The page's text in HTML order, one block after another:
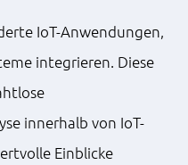
IoT-Anwendungen,
integrieren. Diese
innerhalb von IoT-
Einblicke